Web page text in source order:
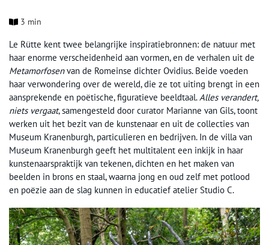
3 min
Le Rütte kent twee belangrijke inspiratiebronnen: de natuur met
haar enorme verscheidenheid aan vormen, en de verhalen uit de
Metamorfosenvan de Romeinse dichter Ovidius. Beide voeden
haar verwondering over de wereld, die ze tot uiting brengt in een
aansprekende en poëtische, figuratieve beeldtaal.Alles verandert,
niets vergaat, samengesteld door curator Marianne van Gils, toont
werken uit het bezit van de kunstenaar en uit de collecties van
Museum Kranenburgh, particulieren en bedrijven. In de villa van
Museum Kranenburgh geeft het multitalent een inkijk in haar
kunstenaarspraktijk van tekenen, dichten en het maken van
beelden in brons en staal, waarna jong en oud zelf met potlood
en poëzie aan de slag kunnen in educatief atelier Studio C.